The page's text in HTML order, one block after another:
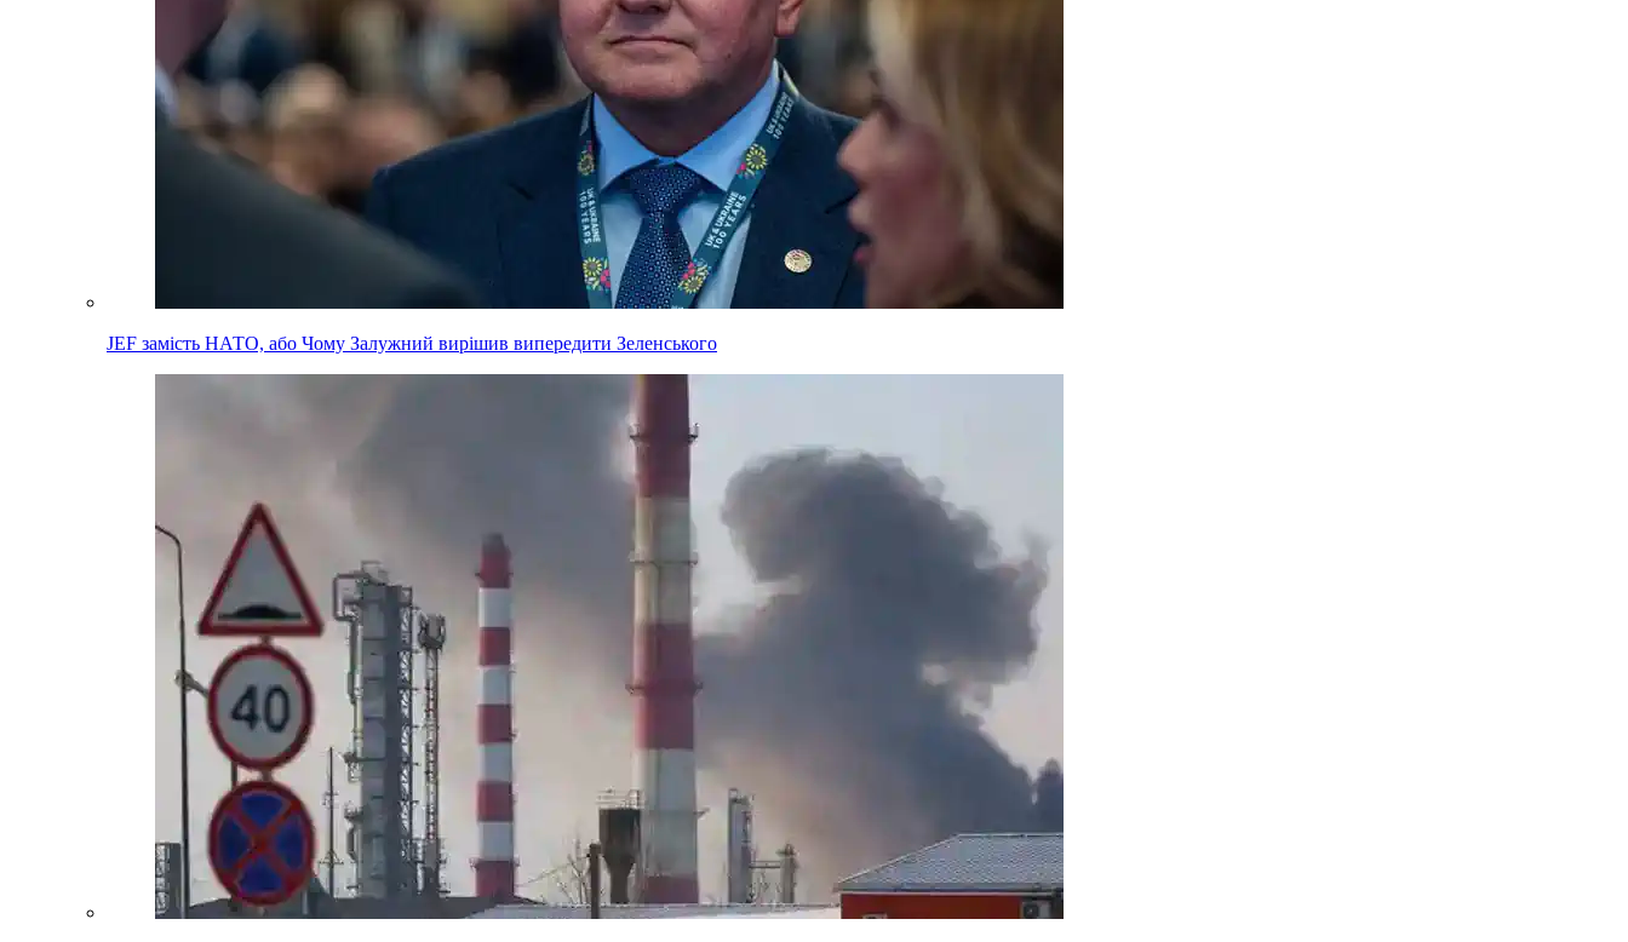
JEF замість НАТО, або Чому Залужний вирішив випередити Зеленського